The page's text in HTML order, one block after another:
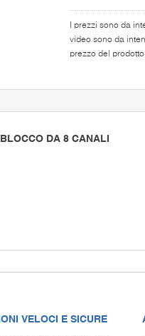
I prezzi sono da
video sono da
prezzo del
DA 8 CANALI
VELOCI E SICURE